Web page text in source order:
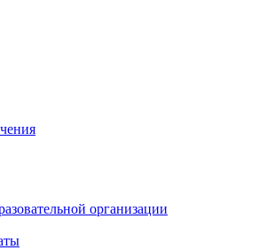
организации